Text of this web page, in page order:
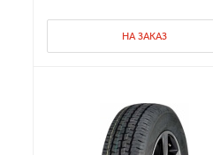
НА ЗАКАЗ